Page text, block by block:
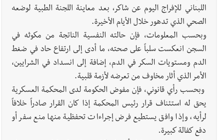
اللبناني للإفراج اليوم عن شاكر، بعد معاينة اللجنة الطبية لوضعه
الصحي الذي تدهور خلال الأيام الأخيرة.
وبحسب المعلومات، فإن حالته النفسية الناتجة من مكوثه في
السجن انعكست سلباً على صحته، ما أدى إلى ارتفاع حاد في ضغط
الدم ومستويات السكر في الدم، إضافة إلى انسداد في الشرايين،
الأمر الذي أثار مخاوف من تعرضه لأزمة قلبية.
وبحسب رأي قانوني، فإن مفوض الحكومة لدى المحكمة العسكرية
يحق له استئناف قرار رئيس المحكمة إذا كان القرار صادراً خلافاً
لرأيه، وإذا وافق يستطيع فرض إجراءات تحفظية منها منع سفر أو
دفع كفالة كبيرة.